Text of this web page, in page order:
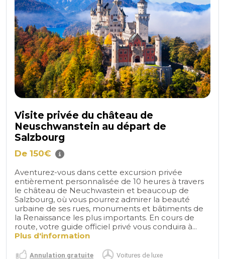
Visite privée du château de
Neuschwanstein au départ de
Salzbourg
De 150€
Aventurez-vous dans cette excursion privée
entièrement personnalisée de 10 heures à travers
le château de Neuchwastein et beaucoup de
Salzbourg, où vous pourrez admirer la beauté
urbaine de ses rues, monuments et bâtiments de
la Renaissance les plus importants. En cours de
route, votre guide officiel privé vous conduira à...
Plus d'information
Annulation gratuite Voitures de luxe